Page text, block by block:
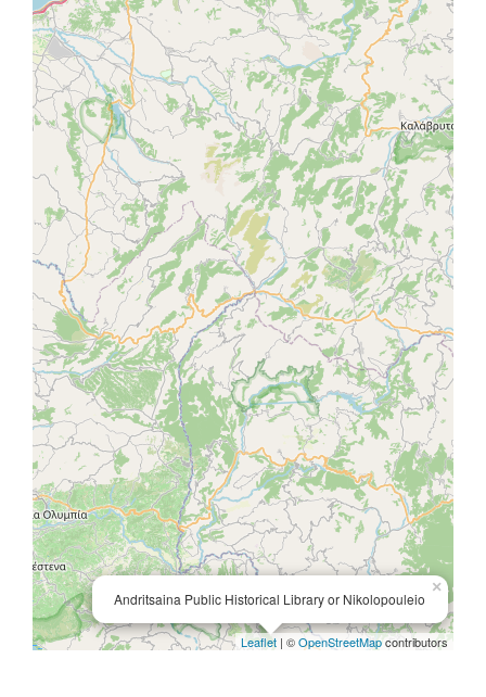
Andritsaina Public Historical Library or Nikolopouleio
×
Leaflet | ©OpenStreetMapcontributors